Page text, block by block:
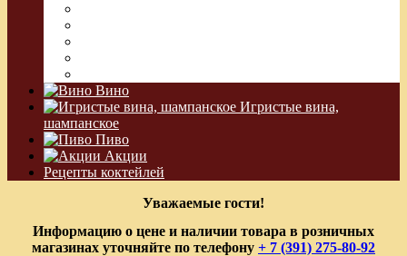
Вино
Игристые вина,
шампанское
Пиво
Акции
Рецепты коктейлей
Уважаемые гости!
Информацию о цене и наличии товара в розничных
магазинах уточняйте по телефону + 7 (391) 275-80-92